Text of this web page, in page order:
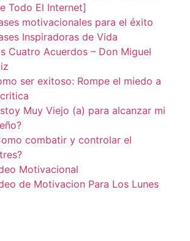
Todo El Internet]
motivacionales para el éxito
Inspiradoras de Vida
Cuatro Acuerdos – Don Miguel
ser exitoso: Rompe el miedo a
Muy Viejo (a) para alcanzar mi
combatir y controlar el
Motivacional
de Motivacion Para Los Lunes